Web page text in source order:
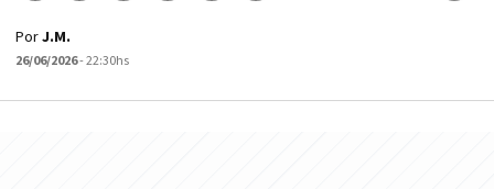
PorJ.M.
26/06/2026- 22:30hs